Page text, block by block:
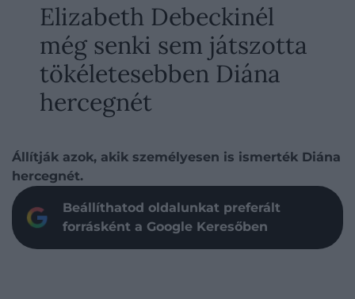
Elizabeth Debeckinél
még senki sem játszotta
tökéletesebben Diána
hercegnét
Állítják azok, akik személyesen is ismerték Diána
hercegnét.
Beállíthatod oldalunkat preferált
forrásként a Google Keresőben